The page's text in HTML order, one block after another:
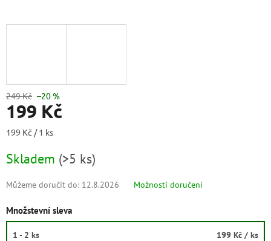
249 Kč –20 %
199 Kč
Měrná
199 Kč / 1 ks
Skladem (>5 ks)
Můžeme doručit do: 12.8.2026 Možnosti doručení
Množstevní sleva
1 - 2 ks 199 Kč / ks